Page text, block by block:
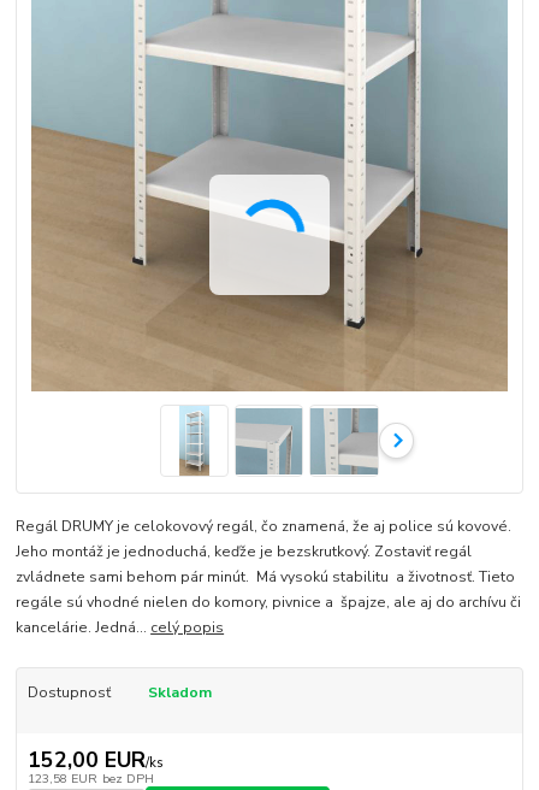
Regál DRUMY je celokovový regál, čo znamená, že aj police sú kovové.
Jeho montáž je jednoduchá, keďže je bezskrutkový. Zostaviť regál
zvládnete sami behom pár minút. Má vysokú stabilitu a životnosť. Tieto
regále sú vhodné nielen do komory, pivnice a špajze, ale aj do archívu či
kancelárie. Jedná... celý popis
Dostupnosť Skladom
152,00 EUR/ks
123,58 EUR bez DPH